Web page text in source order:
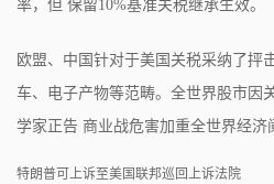
率，但 保留10%基准关税继承生效。
欧盟、中国针对于美国关税采纳了抨
车、电子产物等范畴。全世界股市因
学家正告 商业战危害加重全世界经济
特朗普可上诉至美国联邦巡回上诉法院